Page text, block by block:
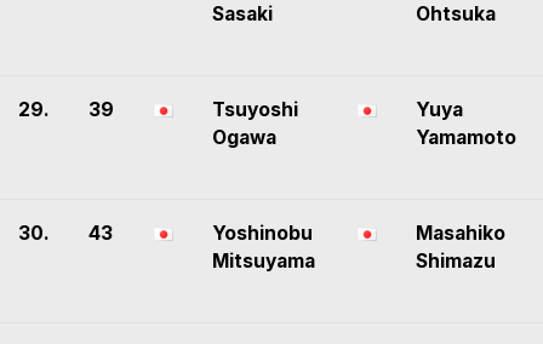
Sasaki
Ohtsuka
29. 39
Tsuyoshi
Ogawa
Yuya
Yamamoto
30. 43
Yoshinobu
Mitsuyama
Masahiko
Shimazu